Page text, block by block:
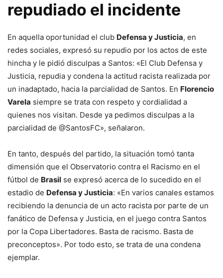
repudiado el incidente
En aquella oportunidad el club Defensa y Justicia, en
redes sociales, expresó su repudio por los actos de este
hincha y le pidió disculpas a Santos: «El Club Defensa y
Justicia, repudia y condena la actitud racista realizada por
un inadaptado, hacia la parcialidad de Santos. En Florencio
Varela siempre se trata con respeto y cordialidad a
quienes nos visitan. Desde ya pedimos disculpas a la
parcialidad de @SantosFC», señalaron.
En tanto, después del partido, la situación tomó tanta
dimensión que el Observatorio contra el Racismo en el
fútbol de Brasil se expresó acerca de lo sucedido en el
estadio de Defensa y Justicia: «En varios canales estamos
recibiendo la denuncia de un acto racista por parte de un
fanático de Defensa y Justicia, en el juego contra Santos
por la Copa Libertadores. Basta de racismo. Basta de
preconceptos». Por todo esto, se trata de una condena
ejemplar.